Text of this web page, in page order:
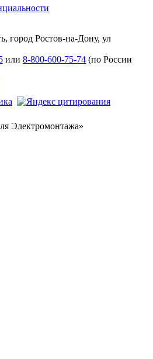
город Ростов-на-Дону, ул
или 8-800-600-75-74 (по России
Электромонтажа»